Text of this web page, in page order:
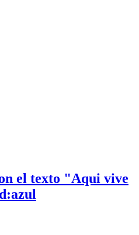
el texto "Aqui vive